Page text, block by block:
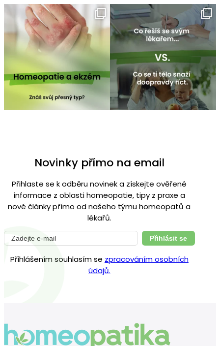
homeopatika.cz
Čvc 25
homeopatika.cz
Čvc 16
Novinky přímo na email
Přihlaste se k odběru novinek a získejte ověřené
informace z oblasti homeopatie, tipy z praxe a
nové články přímo od našeho týmu homeopatů a
lékařů.
Přihlásit se
Přihlášením souhlasím se zpracováním osobních
údajů.